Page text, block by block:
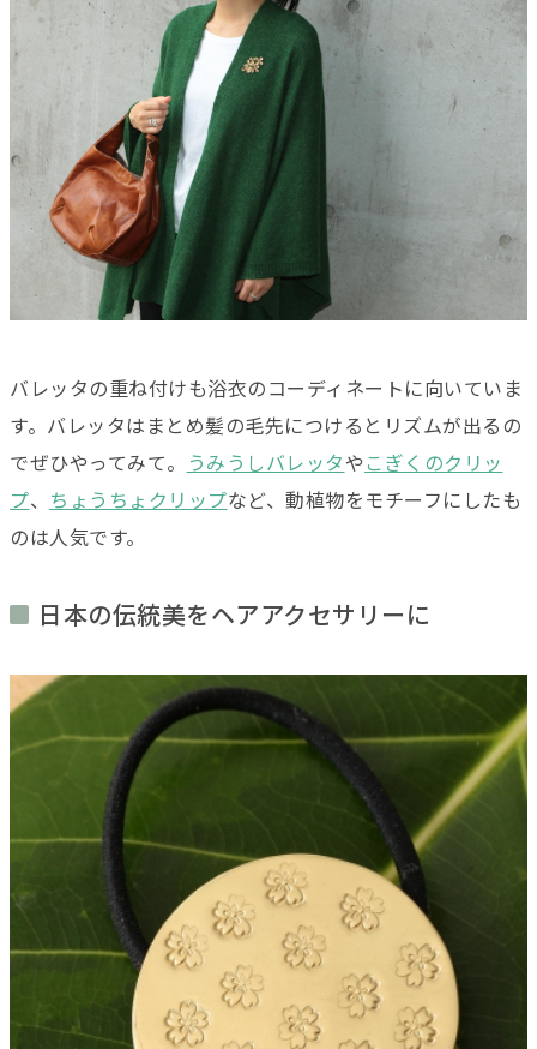
バレッタの重ね付けも浴衣のコーディネートに向いていま
す。バレッタはまとめ髪の毛先につけるとリズムが出るの
でぜひやってみて。
うみうしバレッタや こぎくのクリッ
プ、 ちょうちょクリップなど、動植物をモチーフにしたも
のは人気です。
日本の伝統美をヘアアクセサリーに